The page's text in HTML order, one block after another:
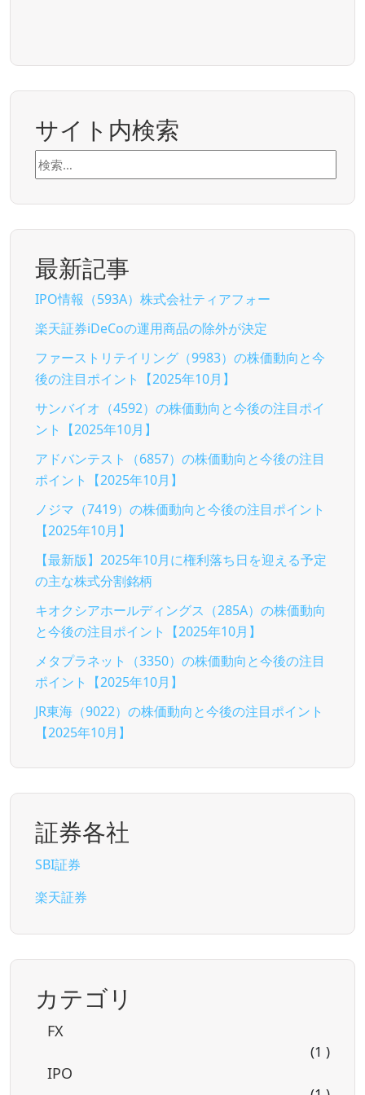
サイト内検索
検
索:
最新記事
IPO情報（593A）株式会社ティアフォー
楽天証券iDeCoの運用商品の除外が決定
ファーストリテイリング（9983）の株価動向と今
後の注目ポイント【2025年10月】
サンバイオ（4592）の株価動向と今後の注目ポイ
ント【2025年10月】
アドバンテスト（6857）の株価動向と今後の注目
ポイント【2025年10月】
ノジマ（7419）の株価動向と今後の注目ポイント
【2025年10月】
【最新版】2025年10月に権利落ち日を迎える予定
の主な株式分割銘柄
キオクシアホールディングス（285A）の株価動向
と今後の注目ポイント【2025年10月】
メタプラネット（3350）の株価動向と今後の注目
ポイント【2025年10月】
JR東海（9022）の株価動向と今後の注目ポイント
【2025年10月】
証券各社
SBI証券
楽天証券
カテゴリ
FX
(1 )
IPO